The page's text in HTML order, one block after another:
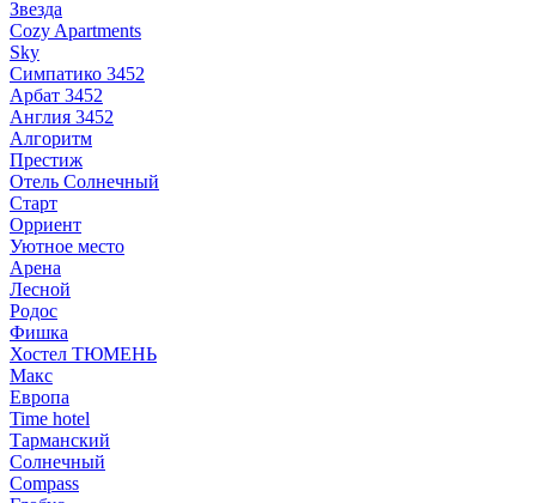
Звезда
Cozy Apartments
Sky
Симпатико 3452
Арбат 3452
Англия 3452
Алгоритм
Престиж
Отель Солнечный
Старт
Орриент
Уютное место
Арена
Лесной
Родос
Фишка
Хостел ТЮМЕНЬ
Макс
Европа
Time hotel
Тарманский
Солнечный
Compass